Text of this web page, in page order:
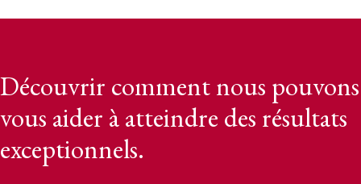
Découvrir comment nous pouvons
vous aider à atteindre des résultats
exceptionnels.